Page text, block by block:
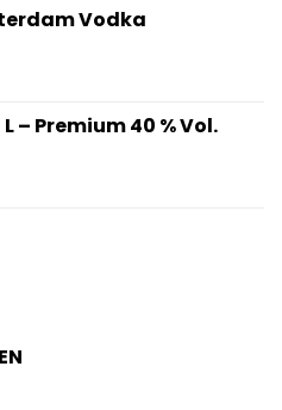
Vodka
– Premium 40 % Vol.